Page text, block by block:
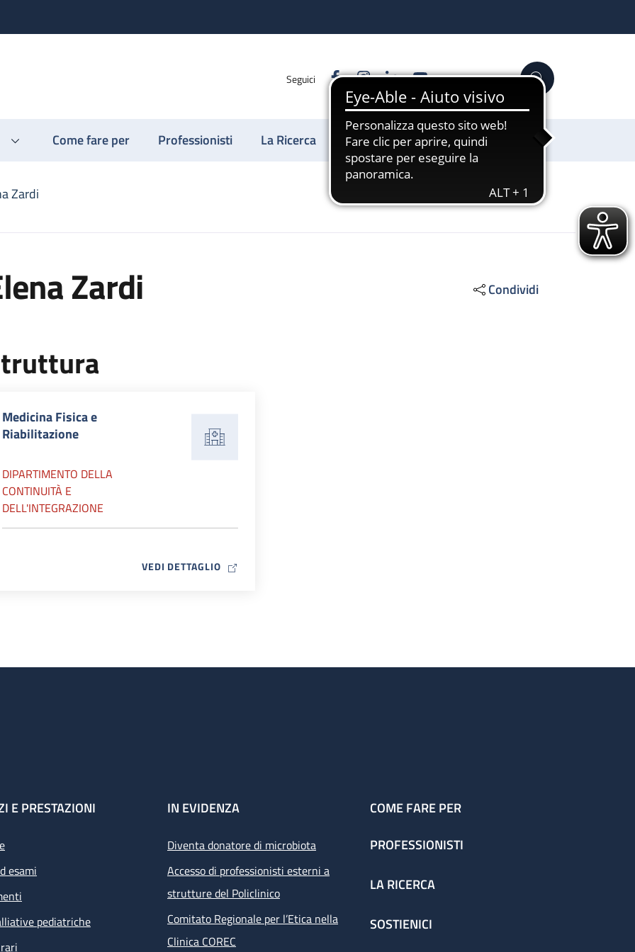
Seguici FacebookInstagram
LinkedinYouTube Cerca
Come fare per Professionisti La Ricerca Sostienici
Zardi
Zardi Condividi
Medicina Fisica e
Riabilitazione
DIPARTIMENTO DELLA
CONTINUITÀ E
DELL'INTEGRAZIONE
VEDI DETTAGLIOMAP ICON
E PRESTAZIONI
esami
pediatriche
IN EVIDENZA
Diventa donatore di microbiota
Accesso di professionisti esterni a
strutture del Policlinico
Comitato Regionale per l’Etica nella
Clinica COREC
COME FARE PER
PROFESSIONISTI
LA RICERCA
SOSTIENICI